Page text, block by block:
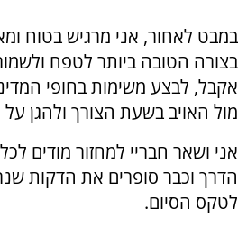
במבט לאחור, אני מרגיש בטוח
בצורה הטובה ביותר לטפח
אקבל, לבצע משימות בחופי
מול האויב בשעת הצורך ולהגן
אני ושאר חבריי למחזור מודים
הדרך וכבר סופרים את הדקות
לטקס הסיום.